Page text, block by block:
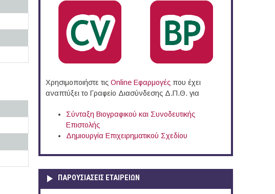
Χρησιμοποιήστε τις Online Eφαρμογές που έχει
αναπτύξει το Γραφείο Διασύνδεσης Δ.Π.Θ. για
Σύνταξη Βιογραφικού και Συνοδευτικής
Επιστολής
Δημιουργία Επιχειρηματικού Σχεδίου
ΠΑΡΟΥΣΙΆΣΕΙΣ ΕΤΑΙΡΕΙΏΝ